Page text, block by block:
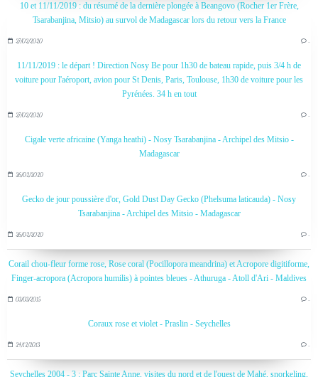
10 et 11/11/2019 : du résumé de la dernière plongée à Beangovo (Rocher 1er Frère,
Tsarabanjina, Mitsio) au survol de Madagascar lors du retour vers la France
27/02/2020 …
11/11/2019 : le départ ! Direction Nosy Be pour 1h30 de bateau rapide, puis 3/4 h de
voiture pour l'aéroport, avion pour St Denis, Paris, Toulouse, 1h30 de voiture pour les
Pyrénées. 34 h en tout
27/02/2020 …
Cigale verte africaine (Yanga heathi) - Nosy Tsarabanjina - Archipel des Mitsio -
Madagascar
26/02/2020 …
Gecko de jour poussière d'or, Gold Dust Day Gecko (Phelsuma laticauda) - Nosy
Tsarabanjina - Archipel des Mitsio - Madagascar
26/02/2020 …
Corail chou-fleur forme rose, Rose coral (Pocillopora meandrina) et Acropore digitiforme,
Finger-acropora (Acropora humilis) à pointes bleues - Athuruga - Atoll d'Ari - Maldives
03/03/2015 …
Coraux rose et violet - Praslin - Seychelles
24/12/2013 …
Seychelles 2004 - 3 : Parc Sainte Anne, visites du nord et de l'ouest de Mahé, snorkeling,